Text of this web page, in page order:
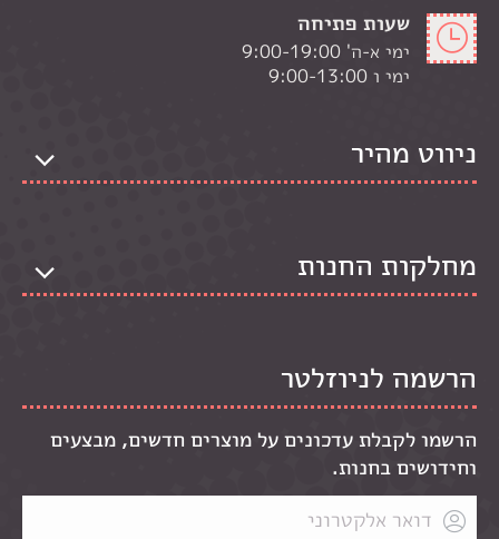
שעות פתיחה
ימי א-ה' 9:00-19:00
ימי ו 9:00-13:00
ניווט מהיר
מחלקות החנות
הרשמה לניוזלטר
הרשמו לקבלת עדכונים על מוצרים חדשים, מבצעים
וחידושים בחנות.